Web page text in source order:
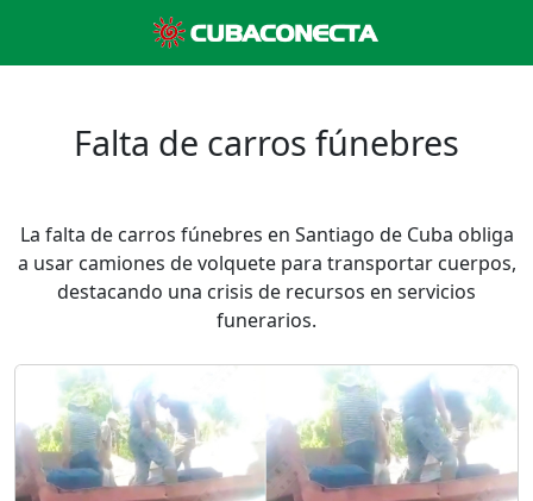
Falta de carros fúnebres
La falta de carros fúnebres en Santiago de Cuba obliga
a usar camiones de volquete para transportar cuerpos,
destacando una crisis de recursos en servicios
funerarios.